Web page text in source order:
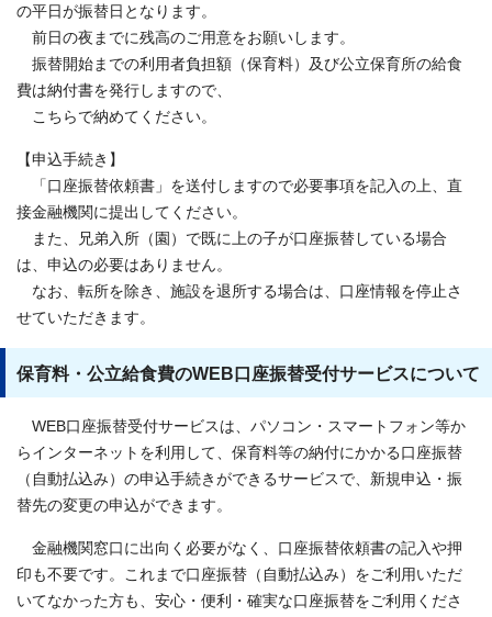
の平日が振替日となります。
前日の夜までに残高のご用意をお願いします。
振替開始までの利用者負担額（保育料）及び公立保育所の給食
費は納付書を発行しますので、
こちらで納めてください。
【申込手続き】
「口座振替依頼書」を送付しますので必要事項を記入の上、直
接金融機関に提出してください。
また、兄弟入所（園）で既に上の子が口座振替している場合
は、申込の必要はありません。
なお、転所を除き、施設を退所する場合は、口座情報を停止さ
せていただきます。
保育料・公立給食費のWEB口座振替受付サービスについて
WEB口座振替受付サービスは、パソコン・スマートフォン等か
らインターネットを利用して、保育料等の納付にかかる口座振替
（自動払込み）の申込手続きができるサービスで、新規申込・振
替先の変更の申込ができます。
金融機関窓口に出向く必要がなく、口座振替依頼書の記入や押
印も不要です。これまで口座振替（自動払込み）をご利用いただ
いてなかった方も、安心・便利・確実な口座振替をご利用くださ